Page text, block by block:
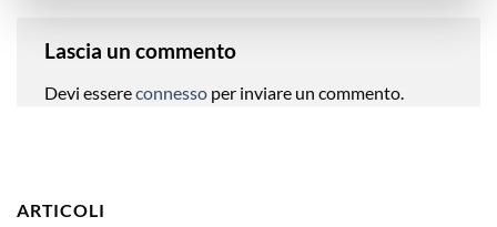
Lascia un commento
Devi essereconnesso per inviare un commento.
ARTICOLI